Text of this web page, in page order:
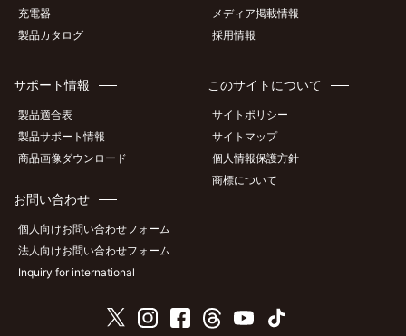
充電器
製品カタログ
メディア掲載情報
採用情報
サポート情報
製品適合表
製品サポート情報
商品画像ダウンロード
お問い合わせ
個人向けお問い合わせフォーム
法人向けお問い合わせフォーム
Inquiry for international
このサイトについて
サイトポリシー
サイトマップ
個人情報保護方針
商標について